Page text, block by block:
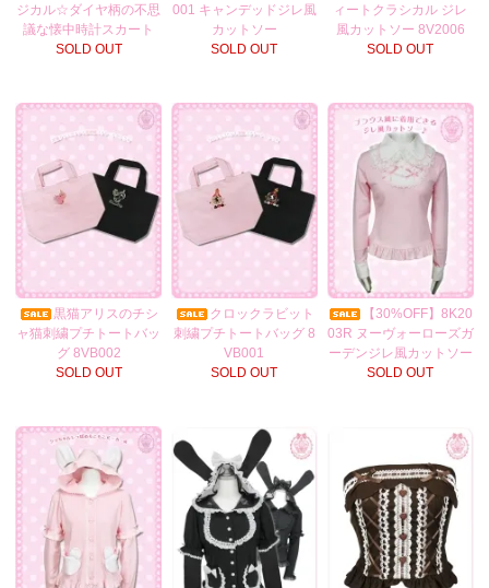
ジカル☆ダイヤ柄の不思
議な懐中時計スカート
SOLD OUT
001 キャンデッドジレ風
カットソー
SOLD OUT
ィートクラシカル ジレ
風カットソー 8V2006
SOLD OUT
黒猫アリスのチシ
ャ猫刺繍プチトートバッ
グ 8VB002
SOLD OUT
クロックラビット
刺繍プチトートバッグ 8
VB001
SOLD OUT
【30%OFF】8K20
03R ヌーヴォーローズガ
ーデンジレ風カットソー
SOLD OUT